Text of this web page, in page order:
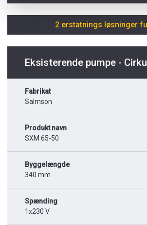
2 erstatnings løsninger
Eksisterende pumpe -
Fabrikat
Salmson
Produkt navn
SXM 65-50
Byggelængde
340 mm
Spænding
1x230 V